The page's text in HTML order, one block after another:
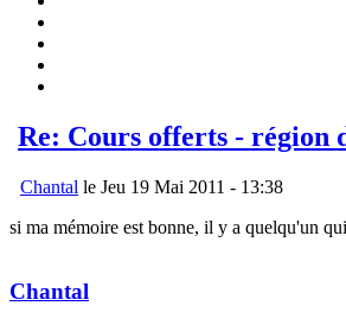
Re: Cours offerts - région
Chantal le Jeu 19 Mai 2011 - 13:38
si ma mémoire est bonne, il y a quelqu'un
Chantal